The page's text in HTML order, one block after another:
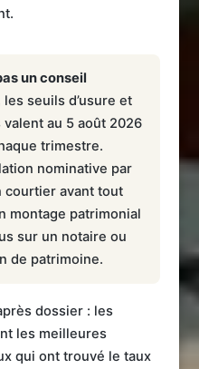
un conseil
seuils d’usure et
au 5 août 2026
trimestre.
nominative par
courtier avant tout
montage patrimonial
sur un notaire ou
de patrimoine.
dossier : les
les meilleures
qui ont trouvé le taux